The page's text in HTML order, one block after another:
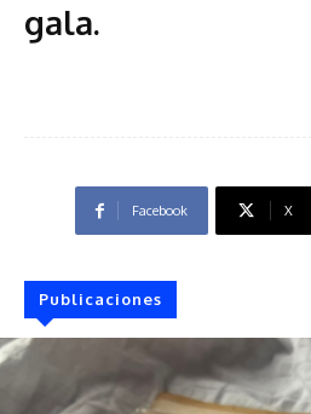
gala.
Facebook X
Publicaciones